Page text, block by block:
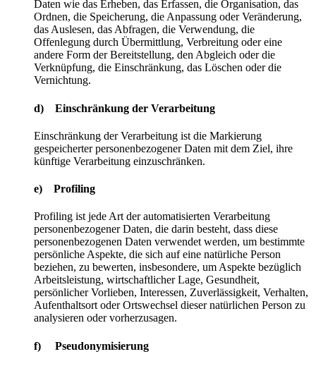
Daten wie das Erheben, das Erfassen, die Organisation, das
Ordnen, die Speicherung, die Anpassung oder Veränderung,
das Auslesen, das Abfragen, die Verwendung, die
Offenlegung durch Übermittlung, Verbreitung oder eine
andere Form der Bereitstellung, den Abgleich oder die
Verknüpfung, die Einschränkung, das Löschen oder die
Vernichtung.
d) Einschränkung der Verarbeitung
Einschränkung der Verarbeitung ist die Markierung
gespeicherter personenbezogener Daten mit dem Ziel, ihre
künftige Verarbeitung einzuschränken.
e) Profiling
Profiling ist jede Art der automatisierten Verarbeitung
personenbezogener Daten, die darin besteht, dass diese
personenbezogenen Daten verwendet werden, um bestimmte
persönliche Aspekte, die sich auf eine natürliche Person
beziehen, zu bewerten, insbesondere, um Aspekte bezüglich
Arbeitsleistung, wirtschaftlicher Lage, Gesundheit,
persönlicher Vorlieben, Interessen, Zuverlässigkeit, Verhalten,
Aufenthaltsort oder Ortswechsel dieser natürlichen Person zu
analysieren oder vorherzusagen.
f) Pseudonymisierung